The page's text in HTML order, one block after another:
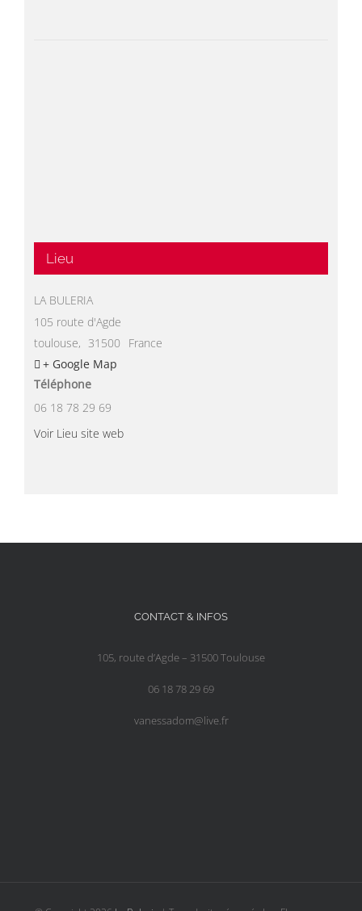
Lieu
LA BULERIA
105 route d'Agde
toulouse, 31500
France
+ Google Map
Téléphone
06 18 78 29 69
Voir Lieu site web
CONTACT & INFOS
105, route d’Agde – 31500 Toulouse
06 18 78 29 69
vanessadom@live.fr